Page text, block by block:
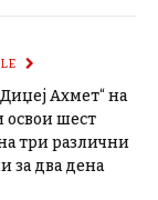
Ахмет“ на
освои шест
три различни
за два дена